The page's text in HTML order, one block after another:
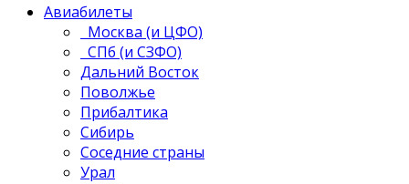
Авиабилеты
Москва (и ЦФО)
СПб (и СЗФО)
Дальний Восток
Поволжье
Прибалтика
Сибирь
Соседние страны
Урал